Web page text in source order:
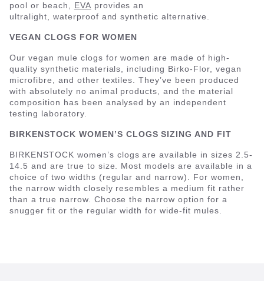
pool or beach, EVA provides an
ultralight, waterproof and synthetic alternative.
VEGAN CLOGS FOR WOMEN
Our vegan mule clogs for women are made of high-
quality synthetic materials, including Birko-Flor, vegan
microfibre, and other textiles. They’ve been produced
with absolutely no animal products, and the material
composition has been analysed by an independent
testing laboratory.
BIRKENSTOCK WOMEN’S CLOGS SIZING AND FIT
BIRKENSTOCK women’s clogs are available in sizes 2.5-
14.5 and are true to size. Most models are available in a
choice of two widths (regular and narrow). For women,
the narrow width closely resembles a medium fit rather
than a true narrow. Choose the narrow option for a
snugger fit or the regular width for wide-fit mules.